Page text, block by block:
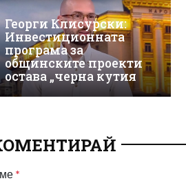
Георги Клисурски:
Инвестиционната
програма за
общинските проекти
остава „черна кутия
*